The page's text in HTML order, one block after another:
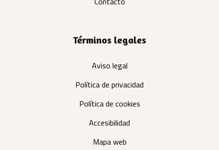
Términos legales
Aviso legal
Política de privacidad
Política de cookies
Accesibilidad
Mapa web